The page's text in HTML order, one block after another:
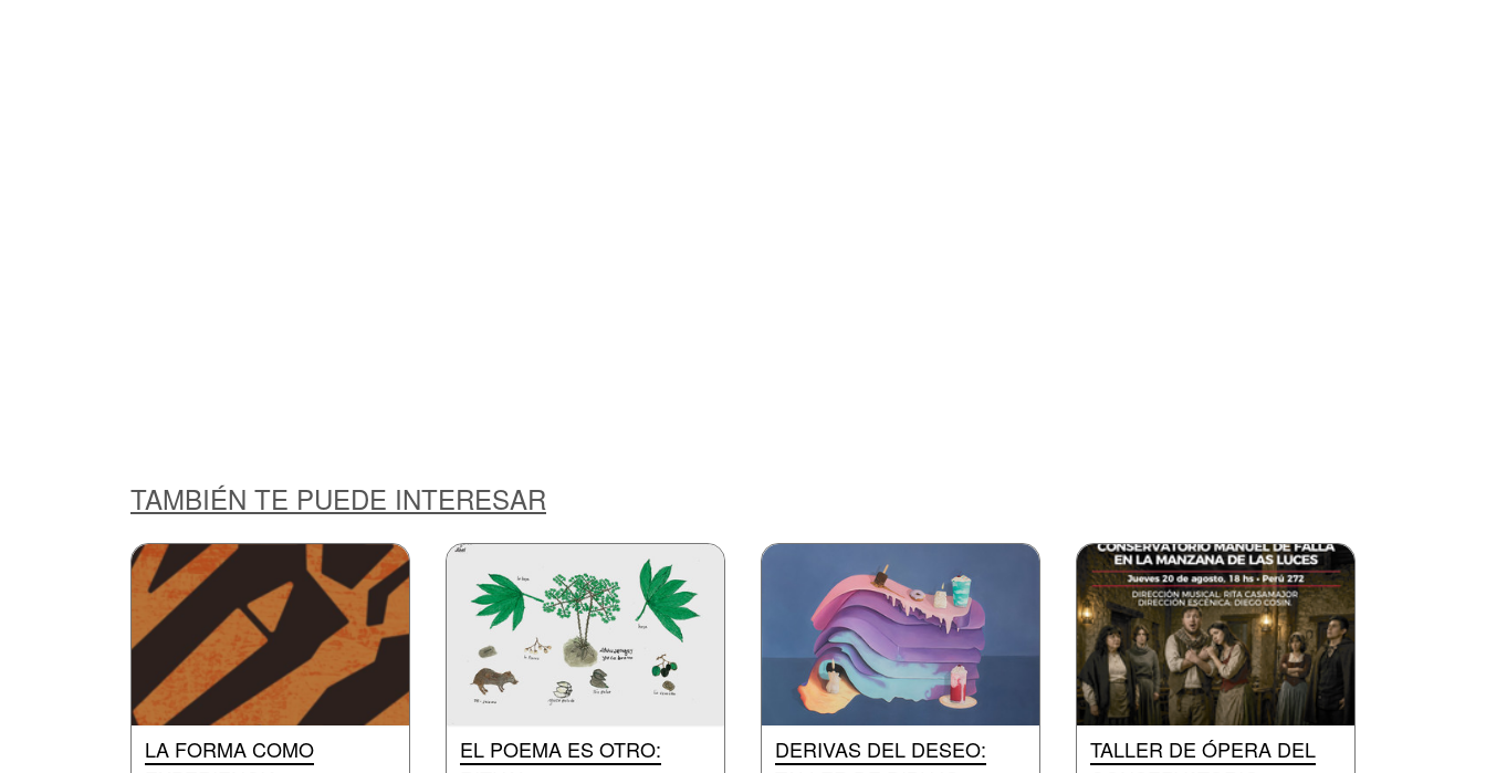
TAMBIÉN TE PUEDE INTERESAR
LA FORMA COMO
EL POEMA ES OTRO:
DERIVAS DEL DESEO:
TALLER DE ÓPERA DEL